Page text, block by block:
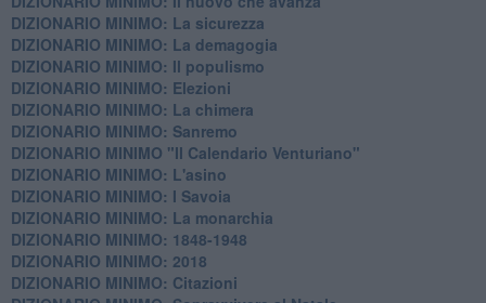
DIZIONARIO MINIMO: La sicurezza
DIZIONARIO MINIMO: La demagogia
DIZIONARIO MINIMO: Il populismo
DIZIONARIO MINIMO: Elezioni
DIZIONARIO MINIMO: La chimera
DIZIONARIO MINIMO: Sanremo
DIZIONARIO MINIMO "Il Calendario Venturiano"
DIZIONARIO MINIMO: L'asino
DIZIONARIO MINIMO: I Savoia
DIZIONARIO MINIMO: La monarchia
DIZIONARIO MINIMO: 1848-1948
DIZIONARIO MINIMO: 2018
DIZIONARIO MINIMO: Citazioni